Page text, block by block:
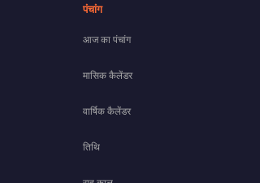
पंचांग
आज का पंचांग
मासिक कैलेंडर
वार्षिक कैलेंडर
तिथि